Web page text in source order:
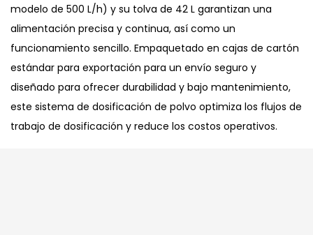
modelo de 500 L/h) y su tolva de 42 L garantizan una
alimentación precisa y continua, así como un
funcionamiento sencillo. Empaquetado en cajas de cartón
estándar para exportación para un envío seguro y
diseñado para ofrecer durabilidad y bajo mantenimiento,
este sistema de dosificación de polvo optimiza los flujos de
trabajo de dosificación y reduce los costos operativos.